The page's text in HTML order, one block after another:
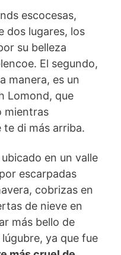
escocesas,
dos lugares, los
su belleza
El segundo,
manera, es un
Lomond, que
mientras
te di más arriba.
en un valle
escarpadas
cobrizas en
de nieve en
más bello de
ya que fue